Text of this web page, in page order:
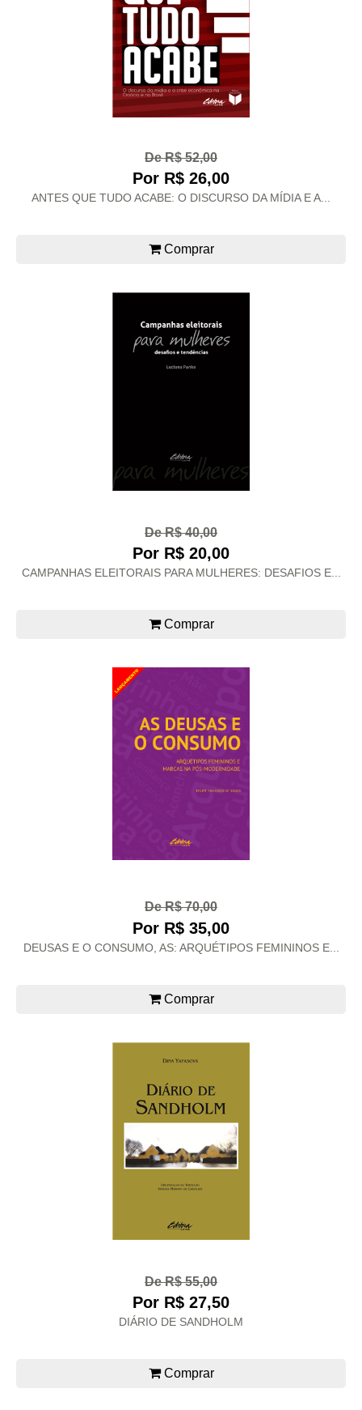
De R$ 52,00
Por R$ 26,00
ANTES QUE TUDO ACABE: O DISCURSO DA MÍDIA E A...
Comprar
De R$ 40,00
Por R$ 20,00
CAMPANHAS ELEITORAIS PARA MULHERES: DESAFIOS E...
Comprar
De R$ 70,00
Por R$ 35,00
DEUSAS E O CONSUMO, AS: ARQUÉTIPOS FEMININOS E...
Comprar
De R$ 55,00
Por R$ 27,50
DIÁRIO DE SANDHOLM
Comprar